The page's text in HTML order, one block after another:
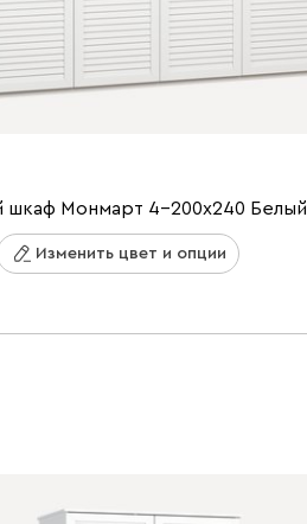
шкаф Монмарт 4-200x240 Белый
Изменить цвет и опции